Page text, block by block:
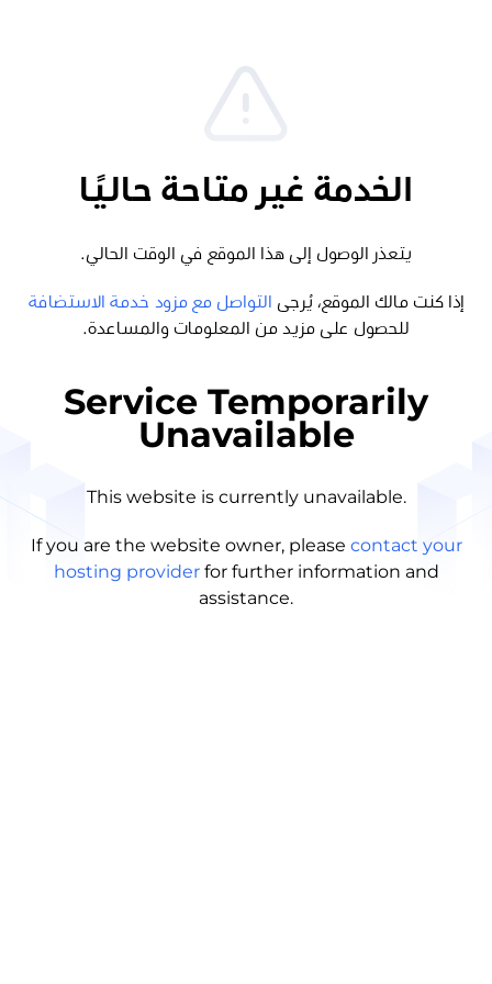
الخدمة غير متاحة حاليًا
يتعذر الوصول إلى هذا الموقع في الوقت الحالي.
إذا كنت مالك الموقع، يُرجى
التواصل مع مزود خدمة الاستضافة
للحصول على مزيد من المعلومات والمساعدة.
Service Temporarily
Unavailable
This website is currently unavailable.
If you are the website owner, please contact your
hosting provider for further information and
assistance.